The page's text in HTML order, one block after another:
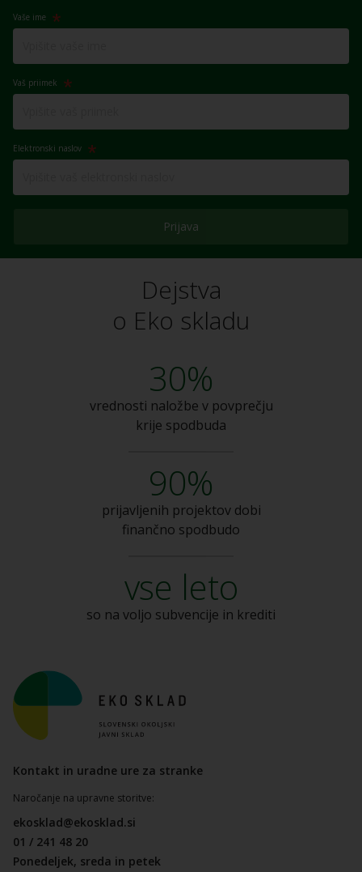
Vaše ime
Vaš priimek
Elektronski naslov
Prijava
Dejstva
o Eko skladu
30%
vrednosti naložbe v povprečju
krije spodbuda
90%
prijavljenih projektov dobi
finančno spodbudo
vse leto
so na voljo subvencije in krediti
Kontakt in uradne ure za stranke
Naročanje na upravne storitve:
ekosklad@ekosklad.si
01 / 241 48 20
Ponedeljek, sreda in petek